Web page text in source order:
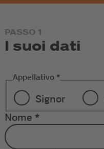
PASSO 1
I suoi dati
Appellativo *
Signor
Nome *